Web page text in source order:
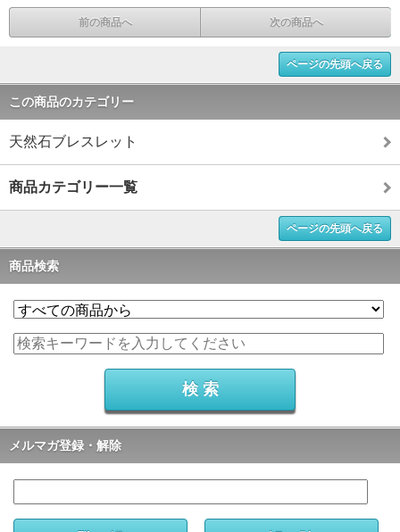
前の商品へ 次の商品へ
ページの先頭へ戻る
この商品のカテゴリー
天然石ブレスレット
商品カテゴリー一覧
ページの先頭へ戻る
商品検索
メルマガ登録・解除